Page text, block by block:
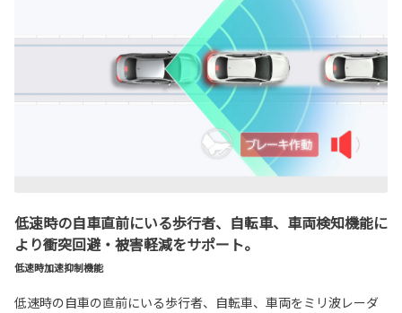
低速時の自車直前にいる歩行者、自転車、車両検知機能に
より衝突回避・被害軽減をサポート。
低速時加速抑制機能
低速時の自車の直前にいる歩行者、自転車、車両をミリ波レーダ